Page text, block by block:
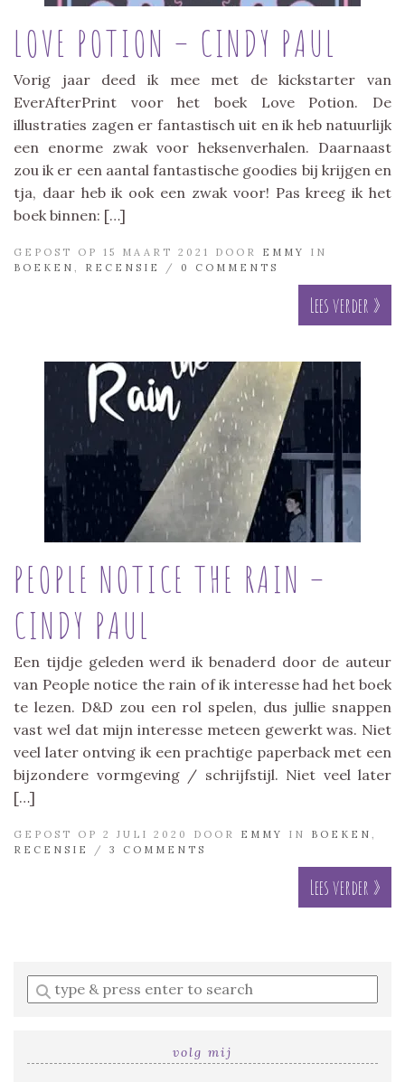
LOVE POTION – CINDY PAUL
Vorig jaar deed ik mee met de kickstarter van
EverAfterPrint voor het boek Love Potion. De
illustraties zagen er fantastisch uit en ik heb natuurlijk
een enorme zwak voor heksenverhalen. Daarnaast
zou ik er een aantal fantastische goodies bij krijgen en
tja, daar heb ik ook een zwak voor! Pas kreeg ik het
boek binnen: […]
GEPOST OP 15 MAART 2021 DOOR EMMY
IN
BOEKEN
RECENSIE / 0 COMMENTS
Lees verder »
PEOPLE NOTICE THE RAIN –
CINDY PAUL
Een tijdje geleden werd ik benaderd door de auteur
van People notice the rain of ik interesse had het boek
te lezen. D&D zou een rol spelen, dus jullie snappen
vast wel dat mijn interesse meteen gewerkt was. Niet
veel later ontving ik een prachtige paperback met een
bijzondere vormgeving / schrijfstijl. Niet veel later
[…]
GEPOST OP 2 JULI 2020 DOOR EMMY IN BOEKEN
RECENSIE
/ 3 COMMENTS
Lees verder »
Enter
a
volg mij